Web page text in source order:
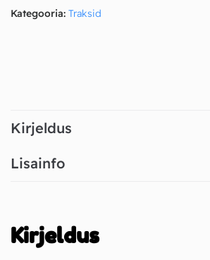
Kategooria: Traksid
Kirjeldus
Lisainfo
Kirjeldus